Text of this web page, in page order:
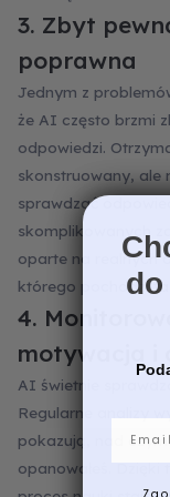
3. Zbyt
poprawna
Jednym z
że AI często brzmi
odpowiedzi.
skonstruowany, ale
sprawdzać
skomplikowanych
oparte na realnych
którego pochodzi
4.
motywacja i
AI świetnie
Regularne analizy
pokazują, nad czym
opanowałeś.
Email